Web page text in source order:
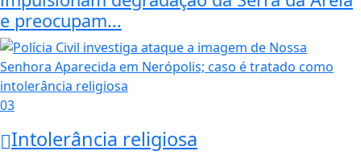
e preocupam...
03
Intolerância religiosa